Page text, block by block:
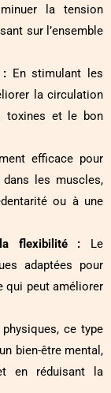
la tension
sur l’ensemble
: En stimulant les
la circulation
toxines et le bon
efficace pour
les muscles,
ou à une
flexibilité : Le
adaptées pour
qui peut améliorer
ce type
bien-être mental,
en réduisant la